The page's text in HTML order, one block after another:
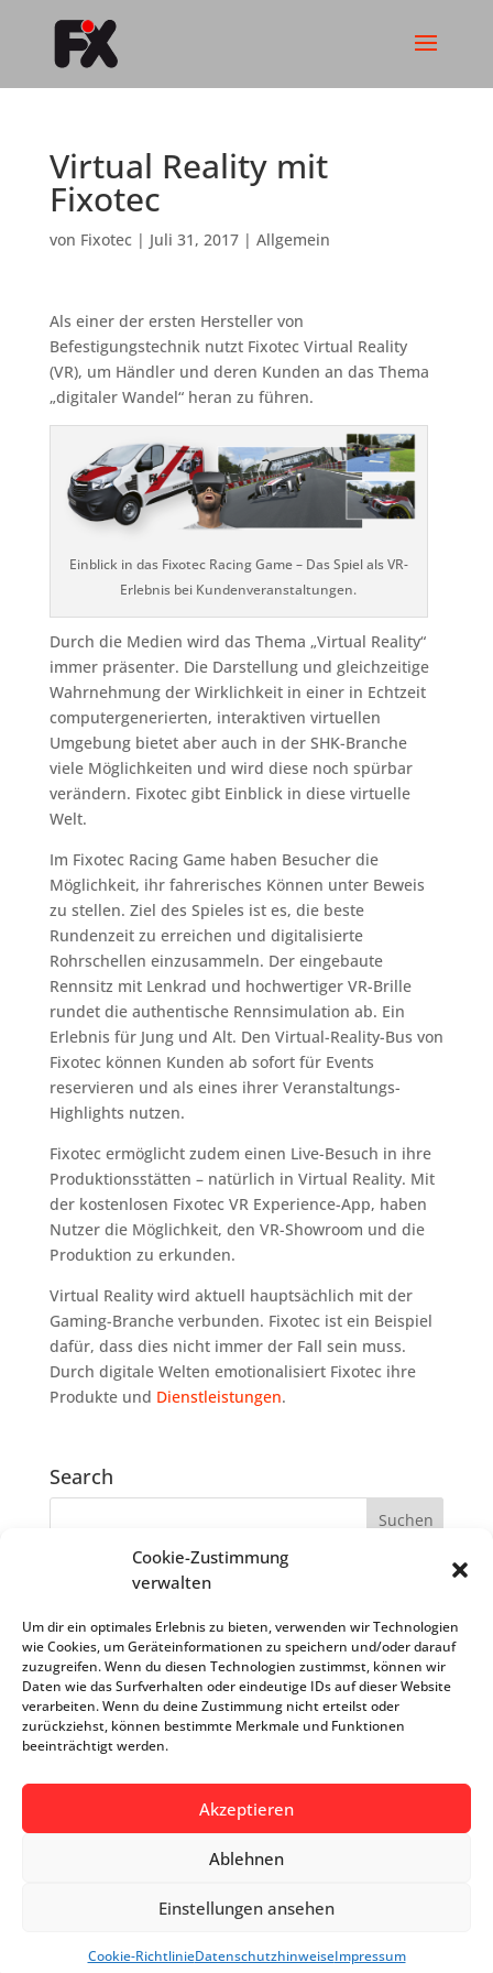
Cookie-Zustimmung
verwalten
Um dir ein optimales Erlebnis zu bieten, verwenden wir Technologien
wie Cookies, um Geräteinformationen zu speichern und/oder darauf
zuzugreifen. Wenn du diesen Technologien zustimmst, können wir
Daten wie das Surfverhalten oder eindeutige IDs auf dieser Website
verarbeiten. Wenn du deine Zustimmung nicht erteilst oder
zurückziehst, können bestimmte Merkmale und Funktionen
beeinträchtigt werden.
Akzeptieren
Ablehnen
Einstellungen ansehen
Cookie-RichtlinieDatenschutzhinweiseImpressum
Virtual Reality mit
Fixotec
von Fixotec| Juli 31, 2017| Allgemein
Als einer der ersten Hersteller von
Befestigungstechnik nutzt Fixotec Virtual Reality
(VR), um Händler und deren Kunden an das Thema
„digitaler Wandel“ heran zu führen.
Einblick in das Fixotec Racing Game – Das Spiel als VR-
Erlebnis bei Kundenveranstaltungen.
Durch die Medien wird das Thema „Virtual Reality“
immer präsenter. Die Darstellung und gleichzeitige
Wahrnehmung der Wirklichkeit in einer in Echtzeit
computergenerierten, interaktiven virtuellen
Umgebung bietet aber auch in der SHK-Branche
viele Möglichkeiten und wird diese noch spürbar
verändern. Fixotec gibt Einblick in diese virtuelle
Welt.
Im Fixotec Racing Game haben Besucher die
Möglichkeit, ihr fahrerisches Können unter Beweis
zu stellen. Ziel des Spieles ist es, die beste
Rundenzeit zu erreichen und digitalisierte
Rohrschellen einzusammeln. Der eingebaute
Rennsitz mit Lenkrad und hochwertiger VR-Brille
rundet die authentische Rennsimulation ab. Ein
Erlebnis für Jung und Alt. Den Virtual-Reality-Bus von
Fixotec können Kunden ab sofort für Events
reservieren und als eines ihrer Veranstaltungs-
Highlights nutzen.
Fixotec ermöglicht zudem einen Live-Besuch in ihre
Produktionsstätten – natürlich in Virtual Reality. Mit
der kostenlosen Fixotec VR Experience-App, haben
Nutzer die Möglichkeit, den VR-Showroom und die
Produktion zu erkunden.
Virtual Reality wird aktuell hauptsächlich mit der
Gaming-Branche verbunden. Fixotec ist ein Beispiel
dafür, dass dies nicht immer der Fall sein muss.
Durch digitale Welten emotionalisiert Fixotec ihre
Produkte und Dienstleistungen.
Search
Recent Posts
Virtual Reality mit Fixotec
Testphase abgeschlossen – Bestückung
Logistikzentrum startet
Archives
Impressum Datenschutzhinweise AGBs